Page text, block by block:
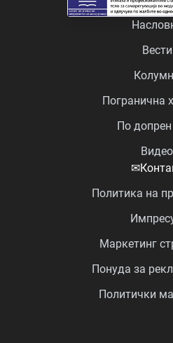
Вести
Погранична
По допрен
Видео
✉
Политика на
Маркетинг
Понуда за
Политички